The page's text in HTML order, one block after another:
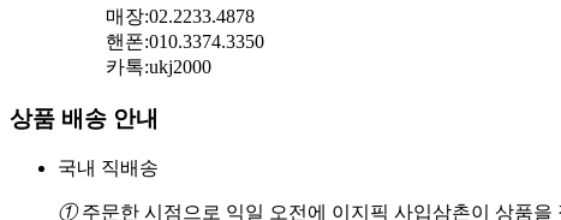
매장:02.2233.4878
핸폰:010.3374.3350
카톡:ukj2000
상품 배송 안내
국내 직배송
①주문한 시점으로 익일 오전에 이지픽 사입삼촌이 상품을